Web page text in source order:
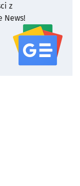
z
News!
serwisu